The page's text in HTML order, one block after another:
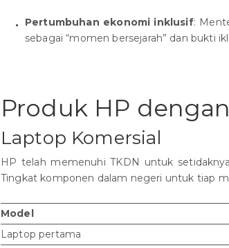
Pertumbuhan ekonomi inklusif:
sebagai “momen bersejarah” dan bukti
Produk HP
Laptop Komersial
HP telah memenuhi TKDN untuk
Tingkat komponen dalam negeri untuk tiap
Model
Laptop pertama